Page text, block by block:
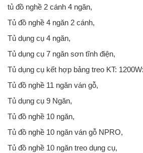
tủ đồ nghề 2 cánh 4 ngăn,
Tủ đồ nghề 4 ngăn 2 cánh,
Tủ dụng cụ 4 ngăn,
Tủ dụng cụ 7 ngăn sơn tĩnh điện,
Tủ dụng cụ kết hợp bảng treo KT:
Tủ đồ nghề 11 ngăn ván gỗ,
Tủ dụng cụ 9 Ngăn,
Tủ đồ nghề 10 ngăn,
Tủ đồ nghề 10 ngăn ván gỗ NPRO,
Tủ đồ nghề 10 ngăn treo dụng cụ,